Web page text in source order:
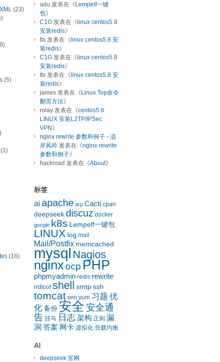
(23)
(5)
(16)
adu 发表在《 Lempelf一键
包》
C1G 发表在《 linux centos5.8
安装redis》
ttx 发表在《 linux centos5.8 安
装redis》
C1G 发表在《 linux centos5.8
安装redis》
ttx 发表在《 linux centos5.8 安
装redis》
james 发表在《 Linux Top命令
翻页方法》
rolay 发表在《centos5.8
LINUX 安装L2TP/IPSec
VPN 》
nginx rewrite 参数和例子 - 涢
岸风吟 发表在《nginx rewrite
参数和例子》
hackroad 发表在《About》
标签
ai apache arp Cacti cpan
deepseek discuz docker
google k8s Lempelf一键包
LINUX log mail
Mail/Postfix memcached
mysql Nagios
nginxocp PHP
phpmyadmin redis rewrite
rrdtool shell smtp ssh
tomcat xen yum 习题 优
化 备份 安全安全通
告 挂马 日志架构 正则 漏
洞 答案 网卡 虚拟化 负载均衡
AI
deepseek 官网